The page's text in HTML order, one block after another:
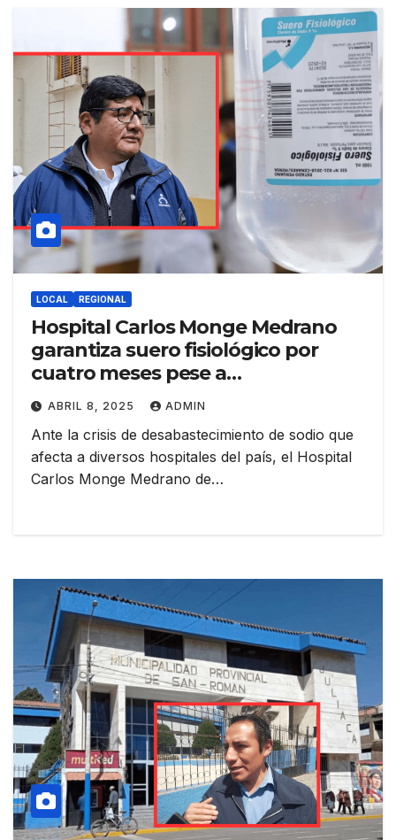
LOCAL REGIONAL
Hospital Carlos Monge Medrano
garantiza suero fisiológico por
cuatro meses pese a
desabastecimiento nacional
ABRIL 8, 2025 ADMIN
Ante la crisis de desabastecimiento de sodio que
afecta a diversos hospitales del país, el Hospital
Carlos Monge Medrano de…